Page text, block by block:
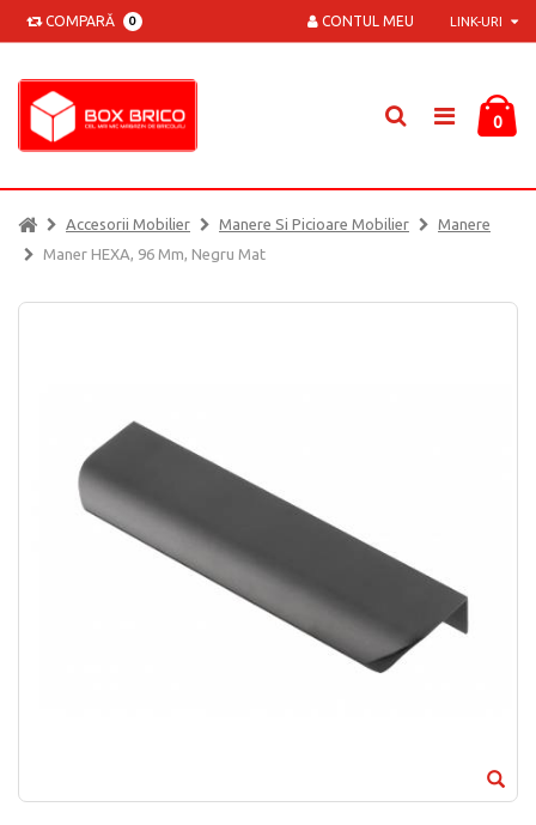
COMPARĂ 0 LINK-URI
CONTUL MEU
0
Accesorii Mobilier Manere Si Picioare Mobilier
Manere
Maner HEXA, 96 Mm, Negru Mat